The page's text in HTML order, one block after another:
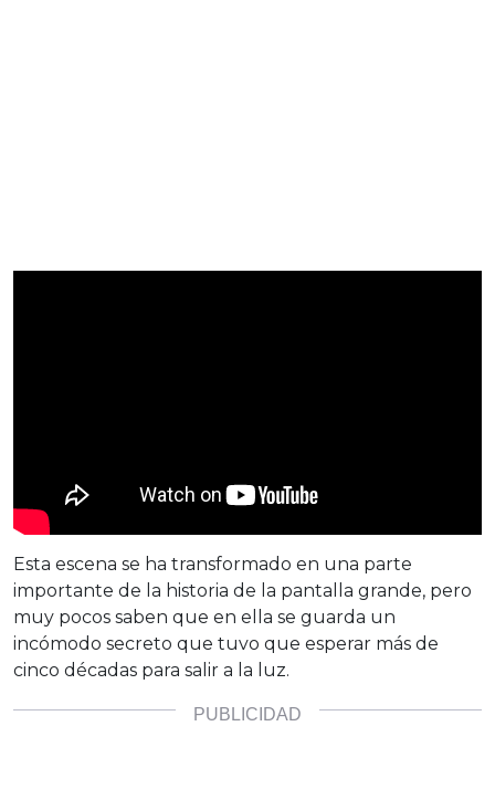
Esta escena se ha transformado en una parte
importante de la historia de la pantalla grande, pero
muy pocos saben que en ella se guarda un
incómodo secreto que tuvo que esperar más de
cinco décadas para salir a la luz.